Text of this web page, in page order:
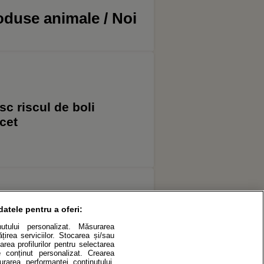
animale / Noi
riscul de boli
din Târgu
rețelei
pentru a oferi:
personalizat. Măsurarea
serviciilor. Stocarea și/sau
profilurilor pentru selectarea
personalizat. Crearea
performanței conținutului.